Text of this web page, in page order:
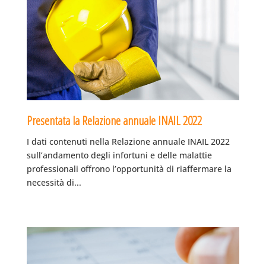
Presentata la Relazione annuale INAIL 2022
I dati contenuti nella Relazione annuale INAIL 2022
sull’andamento degli infortuni e delle malattie
professionali offrono l’opportunità di riaffermare la
necessità di...